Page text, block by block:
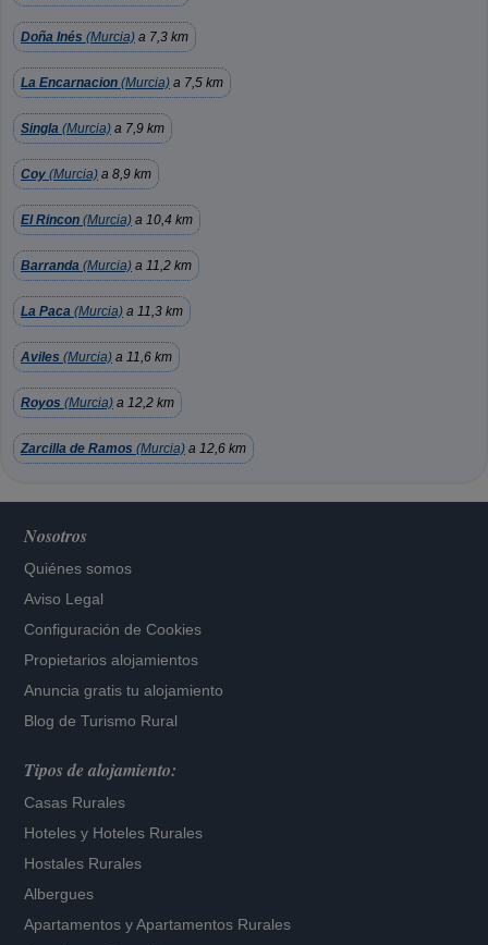
Doña Inés (Murcia) a 7,3 km
La Encarnacion (Murcia) a 7,5 km
Singla (Murcia) a 7,9 km
Coy (Murcia) a 8,9 km
El Rincon (Murcia) a 10,4 km
Barranda (Murcia) a 11,2 km
La Paca (Murcia) a 11,3 km
Aviles (Murcia) a 11,6 km
Royos (Murcia) a 12,2 km
Zarcilla de Ramos (Murcia) a 12,6 km
Nosotros
Quiénes somos
Aviso Legal
Configuración de Cookies
Propietarios alojamientos
Anuncia gratis tu alojamiento
Blog de Turismo Rural
Tipos de alojamiento:
Casas Rurales
Hoteles y Hoteles Rurales
Hostales Rurales
Albergues
Apartamentos yApartamentos Rurales